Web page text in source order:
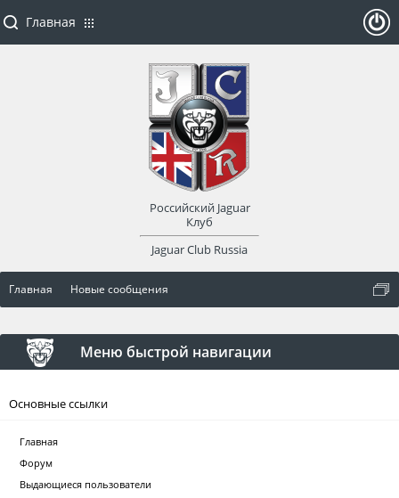
Главная Новые сообщения
Меню быстрой навигации
Основные ссылки
Главная
Форум
Выдающиеся пользователи
Главная
Российский Jaguar
Клуб
Jaguar Club Russia
оват